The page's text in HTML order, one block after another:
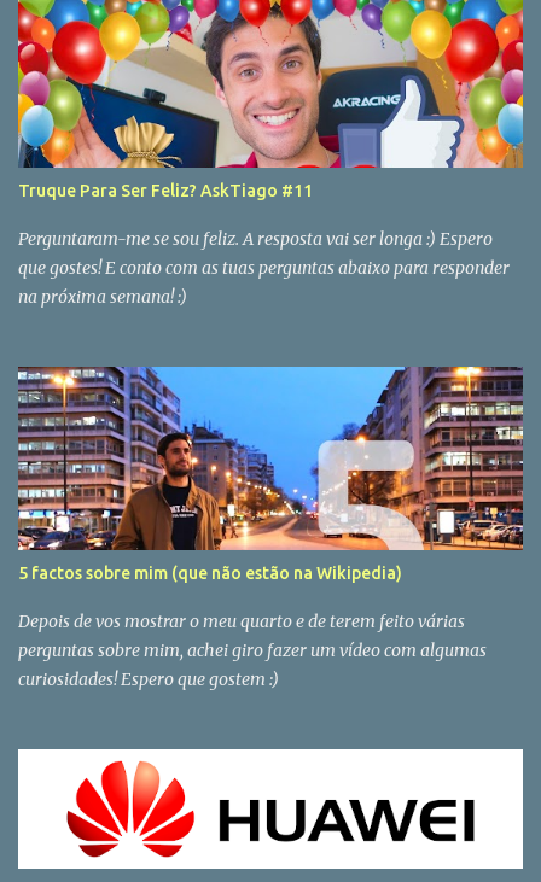
Truque Para Ser Feliz? AskTiago #11
Perguntaram-me se sou feliz. A resposta vai ser longa :) Espero
que gostes! E conto com as tuas perguntas abaixo para responder
na próxima semana! :)
5 factos sobre mim (que não estão na Wikipedia)
Depois de vos mostrar o meu quarto e de terem feito várias
perguntas sobre mim, achei giro fazer um vídeo com algumas
curiosidades! Espero que gostem :)